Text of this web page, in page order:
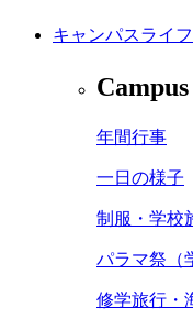
キャンパスライフ
年間行事
一日の様子
制服・学校
パラマ祭（
修学旅行・